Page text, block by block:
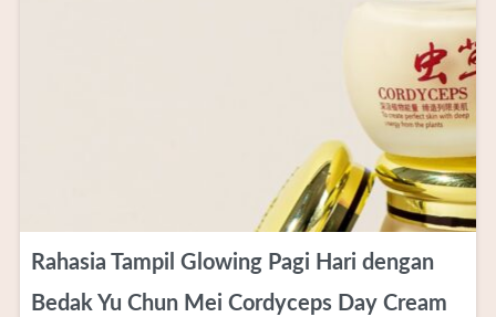
Rahasia Tampil Glowing Pagi Hari dengan
Bedak Yu Chun Mei Cordyceps Day Cream